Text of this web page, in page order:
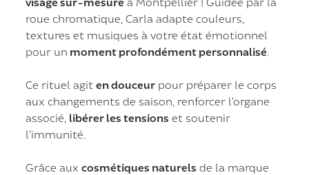
roue chromatique, Carla adapte couleurs,
textures et musiques à votre état émotionnel
pour un moment profondément personnalisé
Ce rituel agiten douceur pour préparer le corps
aux changements de saison, renforcer l’organe
associé, libérer les tensions et soutenir
l’immunité.
Grâce auxcosmétiques naturels de la marque